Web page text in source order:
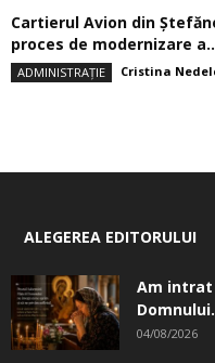
Cartierul Avion din
proces de modernizare
ADMINISTRAȚIE Cristina
ALEGEREA EDITORULUI
Am intrat
04/08/2026